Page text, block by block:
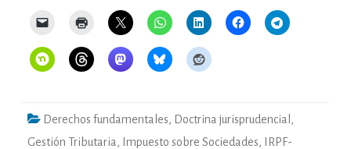
Derechos fundamentales, Doctrina jurisprudencial ,
Gestión Tributaria , Impuesto sobre Sociedades,
IRPF-